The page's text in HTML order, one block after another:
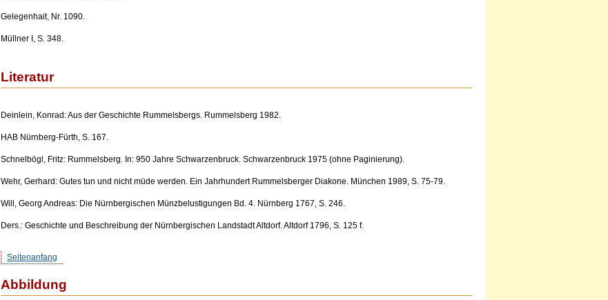
Gelegenhait, Nr. 1090.
Müllner I, S. 348.
Literatur
Deinlein, Konrad: Aus der Geschichte Rummelsbergs. Rummelsberg 1982.
HAB Nürnberg-Fürth, S. 167.
Schnelbögl, Fritz: Rummelsberg. In: 950 Jahre Schwarzenbruck. Schwarzenbruck 1975 (ohne Paginierung).
Wehr, Gerhard: Gutes tun und nicht müde werden. Ein Jahrhundert Rummelsberger Diakone. München 1989, S. 75-79.
Will, Georg Andreas: Die Nürnbergischen Münzbelustigungen Bd. 4. Nürnberg 1767, S. 246.
Ders.: Geschichte und Beschreibung der Nürnbergischen Landstadt Altdorf. Altdorf 1796, S. 125 f.
Seitenanfang
Abbildung